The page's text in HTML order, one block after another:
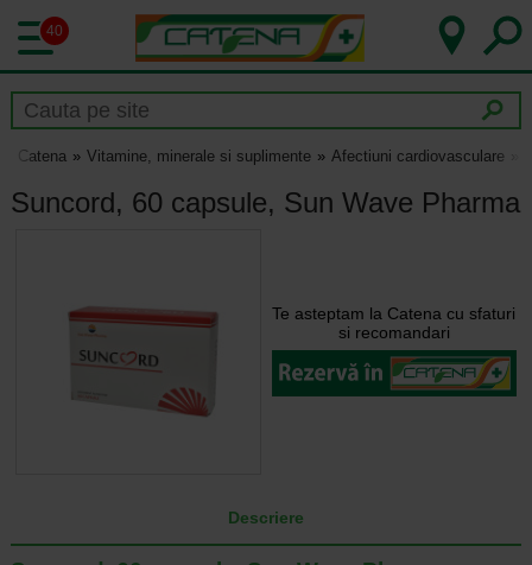
40
Catena Vitamine, minerale si suplimente Afectiuni cardiovasculare
Suncord, 60 capsule, Sun Wave Pharma
Te asteptam la Catena cu sfaturi
si recomandari
Descriere